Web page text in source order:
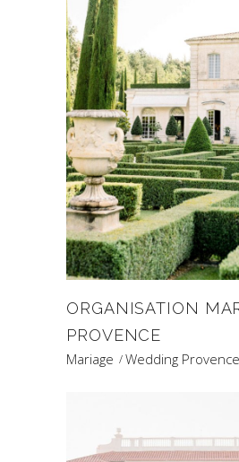
ORGANISATION
PROVENCE
Mariage Wedding Provence